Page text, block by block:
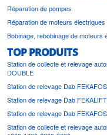
Réparation de pompes
Réparation de moteurs électriques
Bobinage, rebobinage de moteurs
TOP PRODUITS
Station de collecte et relevage
DOUBLE
Station de relevage Dab
Station de relevage Dab
Station de relevage Dab
Station de collecte et relevage